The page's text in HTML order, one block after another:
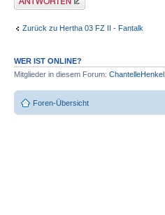
Zurück zu Hertha 03 FZ II - Fantalk
WER IST ONLINE?
Mitglieder in diesem Forum: ChantelleHenkel
Foren-Übersicht